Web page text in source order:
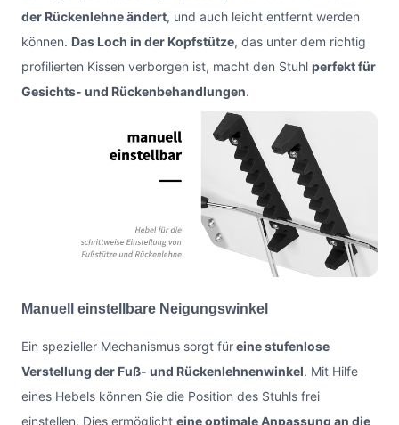
der Rückenlehne ändert, und auch leicht entfernt werden
können. Das Loch in der Kopfstütze, das unter dem richtig
profilierten Kissen verborgen ist, macht den Stuhl perfekt für
Gesichts- und Rückenbehandlungen.
Manuell einstellbare Neigungswinkel
Ein spezieller Mechanismus sorgt füreine stufenlose
Verstellung der Fuß- und Rückenlehnenwinkel. Mit Hilfe
eines Hebels können Sie die Position des Stuhls frei
einstellen. Dies ermöglicht eine optimale Anpassung an die